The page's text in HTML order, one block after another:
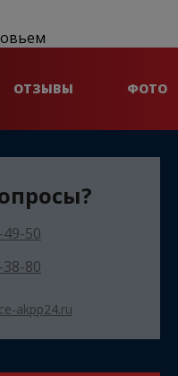
ОТЗЫВЫ ФОТО
50
80
akpp24.ru